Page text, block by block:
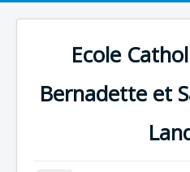
Ecole
Bernadette et